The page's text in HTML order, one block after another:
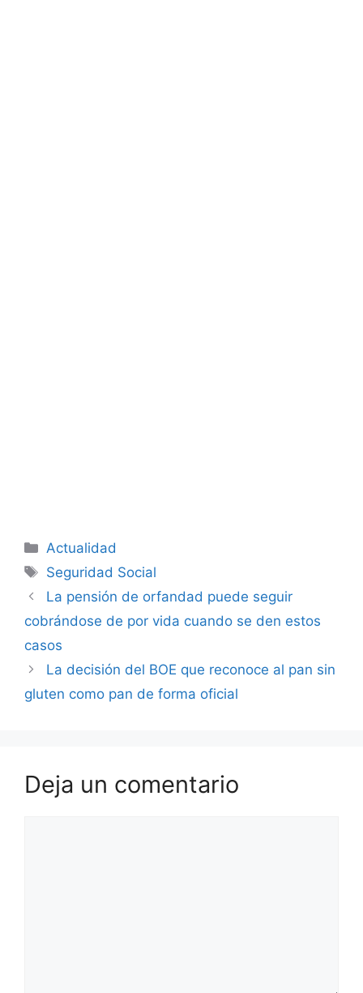
Categorías
Actualidad
Etiquetas
Seguridad Social
La pensión de orfandad puede seguir
cobrándose de por vida cuando se den estos
casos
La decisión del BOE que reconoce al pan sin
gluten como pan de forma oficial
Deja un comentario